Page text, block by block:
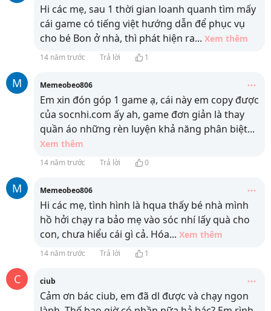
Hi các mẹ, sau 1 thời gian loanh quanh tìm mấy
cái game có tiếng việt hướng dẫn để phục vụ
cho bé Bon ở nhà, thì phát hiện ra... Xem thêm
14 năm trước Trả lời 1
M Memeobeo806
Em xin đón góp 1 game ạ, cái này em copy được
của socnhi.com ấy ah, game đơn giản là thay
quần áo những rèn luyện khả năng phân biệt...
Xem thêm
14 năm trước Trả lời 0
M Memeobeo806
Hi các mẹ, tình hình là hqua thấy bé nhà mình
hồ hởi chạy ra bảo mẹ vào sóc nhí lấy quà cho
con, chưa hiểu cái gì cả. Hóa... Xem thêm
14 năm trước Trả lời 1
C ciub
Cảm ơn bác ciub, em đã dl được và chạy ngon